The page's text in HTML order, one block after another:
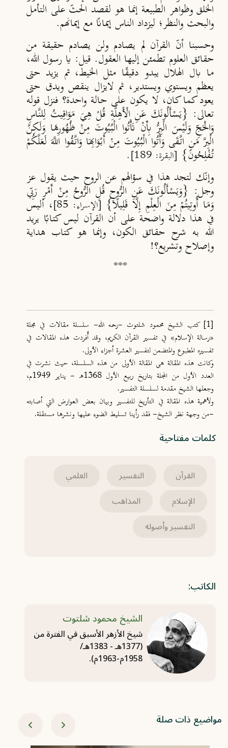
الخلق وظواهر الطبيعة إنما هو لقصد الحثّ على التأمل
والبحث والنظر؛ ليزداد الناس إيمانًا مع إيمانهم.
وحسبنا أنّ القرآن لم يصادم ولن يصادم حقيقة من
حقائق العلوم تطمئن إليها العقول. قيل: يا رسول الله،
ما بال الهلال يبدو دقيقًا مثل الخيط، ثم يزيد حتى
يعظم ويستوي ويستدير، ثم لايزال ينقص ويدق حتى
يعود كما كان، لا يكون على حالة واحدة؟ فنزل قوله
تعالى: {يَسْأَلُونَكَ عَنِ الْأَهِلَّةِ قُلْ هِيَ مَوَاقِيتُ لِلنَّاسِ
وَالْحَجِّ وَلَيْسَ الْبِرُّ بِأَنْ تَأْتُوا الْبُيُوتَ مِنْ ظُهُورِهَا وَلَكِنَّ
الْبِرَّ مَنِ اتَّقَى وَأْتُوا الْبُيُوتَ مِنْ أَبْوَابِهَا وَاتَّقُوا اللَّهَ لَعَلَّكُمْ
تُفْلِحُونَ} [البقرة: 189]
.
وإنّك لتجد هذا في سؤالهم عن الروح حيث يقول عز
وجل: {وَيَسْأَلُونَكَ عَنِ الرُّوحِ قُلِ الرُّوحُ مِنْ أَمْرِ رَبِّي
وَمَا أُوتِيتُمْ مِنَ الْعِلْمِ إِلَّا قَلِيلًا} [الإسراء: 85] ، أليس
في هذا دلالة واضحة على أن القرآن ليس كتابًا يريد
الله به شرح حقائق الكون، وإنما هو كتاب هداية
وإصلاح وتشريع؟!
***
[1]
كتب الشيخ محمود شلتوت -رحمه الله- سلسلة مقالات في مجلة
«رسالة الإسلام» في تفسير القرآن الكريم، وقد أُفردت هذه المقالات في
تفسيره المطبوع والمتضمن لتفسير العشرة أجزاء الأولى.
وكانت هذه المقالة هي المقالة الأولى من هذه السلسلة، حيث نشرت في
العدد الأول من المجلة بتاريخ ربيع الأول 1368هـ - يناير 1949م،
وجعلها الشيخ مقدمة لسلسلة التفسير.
ولأهمية هذه المقالة في التأريخ للتفسير وبيان بعض العوارض التي أصابته
-من وجهة نظر الشيخ- فقد رأينا تسليط الضوء عليها ونشرها مستقلة.
كلمات مفتاحية
القرآن التفسير
العلمي
الإسلام
المذاهب
التفسير وأصوله
الكاتب:
الشيخ محمود شلتوت
شيخ الأزهر الأسبق في الفترة من
(1377هـ - 1383هـ/
1958م-1963م).
مواضيع ذات صلة